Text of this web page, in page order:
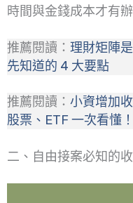
時間與金錢成本才有
推薦閱讀： 理財矩陣
先知道的 4 大要點
推薦閱讀： 小資增加
股票、ETF 一次看懂！
二、自由接案必知的